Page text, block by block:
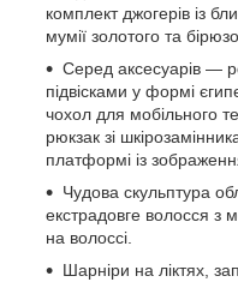
комплект джогерів із
мумії золотого та
Серед аксесуарів —
підвісками у формі
чохол для мобільного
рюкзак зі
платформі із
Чудова скульптура
екстрадовге волосся з
на волоссі.
Шарніри на ліктях,